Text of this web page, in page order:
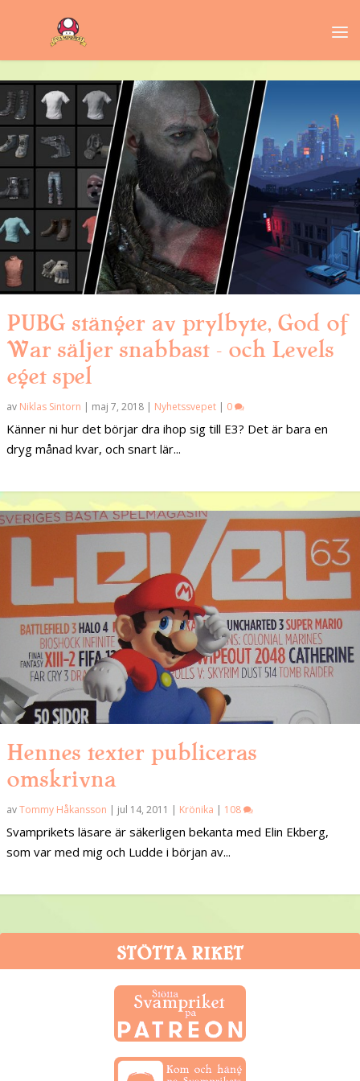
PUBG stänger av prylbyte, God of
War säljer snabbast – och Levels
eget spel
av Niklas Sintorn | maj 7, 2018 | Nyhetssvepet | 0
Känner ni hur det börjar dra ihop sig till E3? Det är bara en
dryg månad kvar, och snart lär...
Hennes texter publiceras
omskrivna
avTommy Håkansson | jul 14, 2011 | Krönika | 108
Svamprikets läsare är säkerligen bekanta med Elin Ekberg,
som var med mig och Ludde i början av...
STÖTTA RIKET